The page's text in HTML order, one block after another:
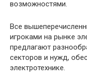
возможностями.
Все
игроками на рынке
предлагают
секторов и нужд,
электротехнике.